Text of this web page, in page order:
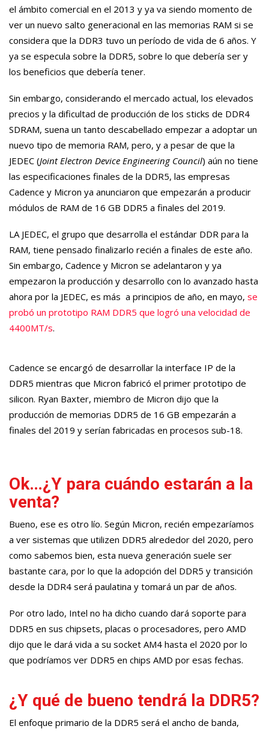
el ámbito comercial en el 2013 y ya va siendo momento de
ver un nuevo salto generacional en las memorias RAM si se
considera que la DDR3 tuvo un período de vida de 6 años. Y
ya se especula sobre la DDR5, sobre lo que debería ser y
los beneficios que debería tener.
Sin embargo, considerando el mercado actual, los elevados
precios y la dificultad de producción de los sticks de DDR4
SDRAM, suena un tanto descabellado empezar a adoptar un
nuevo tipo de memoria RAM, pero, y a pesar de que la
JEDEC (Joint Electron Device Engineering Council) aún no tiene
las especificaciones finales de la DDR5, las empresas
Cadence y Micron ya anunciaron que empezarán a producir
módulos de RAM de 16 GB DDR5 a finales del 2019.
LA JEDEC, el grupo que desarrolla el estándar DDR para la
RAM, tiene pensado finalizarlo recién a finales de este año.
Sin embargo, Cadence y Micron se adelantaron y ya
empezaron la producción y desarrollo con lo avanzado hasta
ahora por la JEDEC, es más a principios de año, en mayo, se
probó un prototipo RAM DDR5 que logró una velocidad de
4400MT/s.
Cadence se encargó de desarrollar la interface IP de la
DDR5 mientras que Micron fabricó el primer prototipo de
silicon. Ryan Baxter, miembro de Micron dijo que la
producción de memorias DDR5 de 16 GB empezarán a
finales del 2019 y serían fabricadas en procesos sub-18.
Ok…¿Y para cuándo estarán a la
venta?
Bueno, ese es otro lío. Según Micron, recién empezaríamos
a ver sistemas que utilizen DDR5 alrededor del 2020, pero
como sabemos bien, esta nueva generación suele ser
bastante cara, por lo que la adopción del DDR5 y transición
desde la DDR4 será paulatina y tomará un par de años.
Por otro lado, Intel no ha dicho cuando dará soporte para
DDR5 en sus chipsets, placas o procesadores, pero AMD
dijo que le dará vida a su socket AM4 hasta el 2020 por lo
que podríamos ver DDR5 en chips AMD por esas fechas.
¿Y qué de bueno tendrá la DDR5?
El enfoque primario de la DDR5 será el ancho de banda,